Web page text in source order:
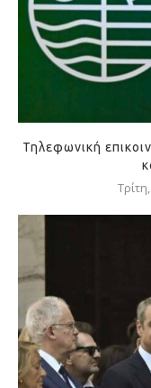
Τηλεφωνική